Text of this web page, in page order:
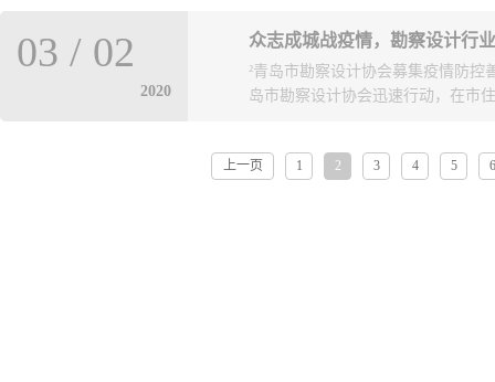
控和经济发展两不误。调研还就企
作意见建议、本年度重点工作以及
行了深入细致的交流。下一步，协
的问题、需求，充分发挥协会桥梁
炎疫情发生以来，青岛市勘察设计
署，通过发起联合倡议、组织慈善
共同抗击疫情，抓好复工复产。会
岛论坛”、全市工程勘察设计行业“
事项》两个会议提案，决定对2020
众志成城战疫情，勘察设计行
2020
03 / 02
²青岛市勘察设计协会募集疫情防
岛市勘察设计协会迅速行动，在市
积极号召全体会员单位认真落实好
上一页 1 2 3 4 5 6